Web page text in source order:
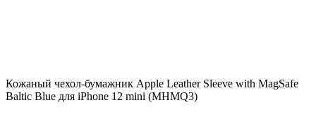
Кожаный чехол-бумажник Apple Leather Sleeve with MagSafe
Baltic Blue для iPhone 12 mini (MHMQ3)